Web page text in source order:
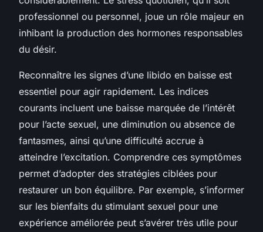
professionnel ou personnel, joue un rôle majeur en
inhibant la production des hormones responsables
du désir.
Reconnaître les signes d’une libido en baisse est
essentiel pour agir rapidement. Les indices
courants incluent une baisse marquée de l’intérêt
pour l’acte sexuel, une diminution ou absence de
fantasmes, ainsi qu’une difficulté accrue à
atteindre l’excitation. Comprendre ces symptômes
permet d’adopter des stratégies ciblées pour
restaurer un bon équilibre. Par exemple, s’informer
sur les bienfaits du stimulant sexuel pour une
expérience améliorée peut s’avérer très utile pour